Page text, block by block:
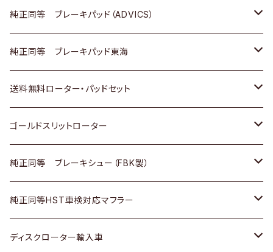
三菱
スバル
日野
三菱ふそう
ＢＭＷ
マツダ
三菱
日野
三菱ふそう
三菱
日野
三菱ふそう
その他
ダイハツ
マツダ
三菱
スバル
日産
いすゞ
ダイハツ
マツダ
三菱
スバル
いすゞ
ダイハツ
マツダ
三菱
ホンダ
スズキ
日産
ダイハツ
マツダ
三菱
スバル
トヨタ
ホンダ
スズキ
日産
いすゞ
ダイハツ
マツダ
純正同等 ブレーキパッド（ADVICS）
トヨタ
ホンダ
スズキ
日産
ダイハツ
マツダ
純正同等 ブレーキパッド東海
トヨタ
ホンダ
日産
いすゞ
ダイハツ
送料無料ローター・パッドセット
トヨタ
ホンダ
スズキ
日産
ゴールドスリットローター
トヨタ
ホンダ
スズキ
純正同等 ブレーキシュー（FBK製）
ホンダ
スズキ
純正同等HST車検対応マフラー
トヨタ
ディスクローター輸入車